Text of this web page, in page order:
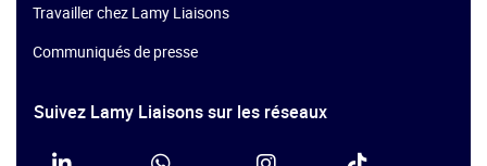
Travailler chez Lamy Liaisons
Communiqués de presse
Suivez Lamy Liaisons sur les réseaux